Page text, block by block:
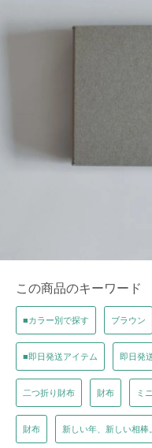
この商品のキーワード
■カラー別で探す ブラウン
■即日発送アイテム 即日発
二つ折り財布 財布 ミ
財布 新しい年、新しい相棒